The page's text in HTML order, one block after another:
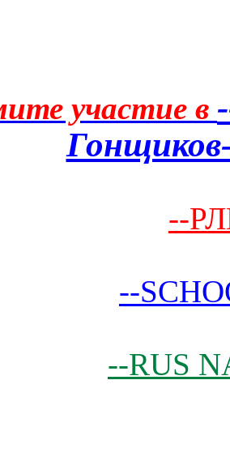
участие в
--
--
--RUS